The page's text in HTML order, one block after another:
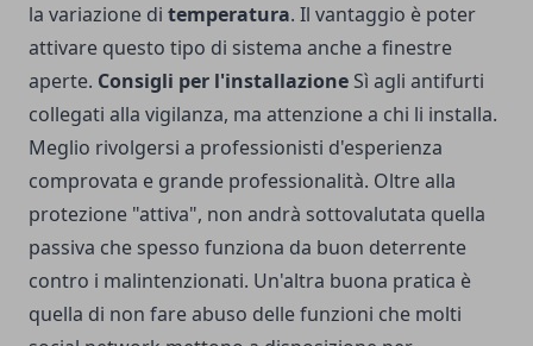
la variazione di temperatura. Il vantaggio è poter
attivare questo tipo di sistema anche a finestre
aperte. Consigli per l'installazione Sì agli antifurti
collegati alla vigilanza, ma attenzione a chi li installa.
Meglio rivolgersi a professionisti d'esperienza
comprovata e grande professionalità. Oltre alla
protezione "attiva", non andrà sottovalutata quella
passiva che spesso funziona da buon deterrente
contro i malintenzionati. Un'altra buona pratica è
quella di non fare abuso delle funzioni che molti